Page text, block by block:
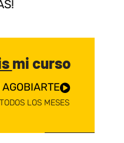
mi curso
LOS MESES